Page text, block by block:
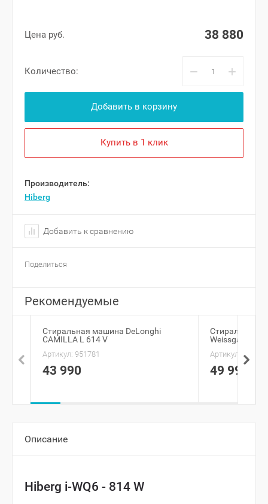
Цена руб. 38 880
Количество: − +
Добавить в корзину
Купить в 1 клик
Производитель:
Hiberg
Добавить к сравнению
Поделиться
Рекомендуемые
Стиральная машина DeLonghi
CAMILLA L 614 V
Артикул: 951781
43 990
Стиральная
Weissgauff
Артикул: 716776
49 990
Описание
Hiberg i-WQ6 - 814 W